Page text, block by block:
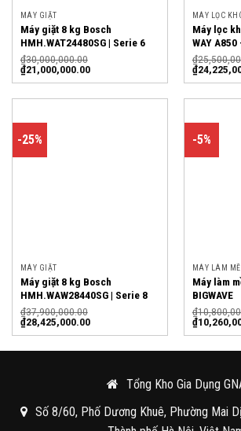
MÁY GIẶT
Máy giặt 8 kg Bosch
HMH.WAT24480SG | Serie 6
₫30,000,000.00
₫21,000,000.00
MÁY LỌC
Máy lọc
WAY A850
₫
₫
-25%
MÁY GIẶT
Máy giặt 8 kg Bosch
HMH.WAW28440SG | Serie 8
₫37,900,000.00
₫28,425,000.00
-5%
MÁY LÀM
Máy làm
BIGWAVE
₫
₫
Tổng Kho Gia Dụng
Số 8/60, Phố Dương Khuê, Phường Mai